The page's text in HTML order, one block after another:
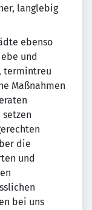
langlebig
ebenso
und
termintreu
Maßnahmen
die
und
bei uns